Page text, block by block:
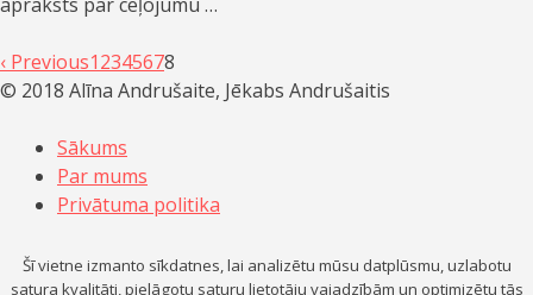
‹ Previous12345678
© 2018 Alīna Andrušaite, Jēkabs Andrušaitis
Sākums
Par mums
Privātuma politika
Šī vietne izmanto sīkdatnes, lai analizētu mūsu datplūsmu, uzlabotu
satura kvalitāti, pielāgotu saturu lietotāju vajadzībām un optimizētu tās